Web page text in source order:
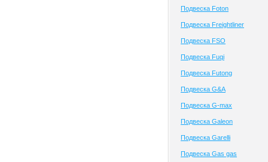
Подвеска Foton
Подвеска Freightliner
Подвеска FSO
Подвеска Fuqi
Подвеска Futong
Подвеска G&A
Подвеска G-max
Подвеска Galeon
Подвеска Garelli
Подвеска Gas gas